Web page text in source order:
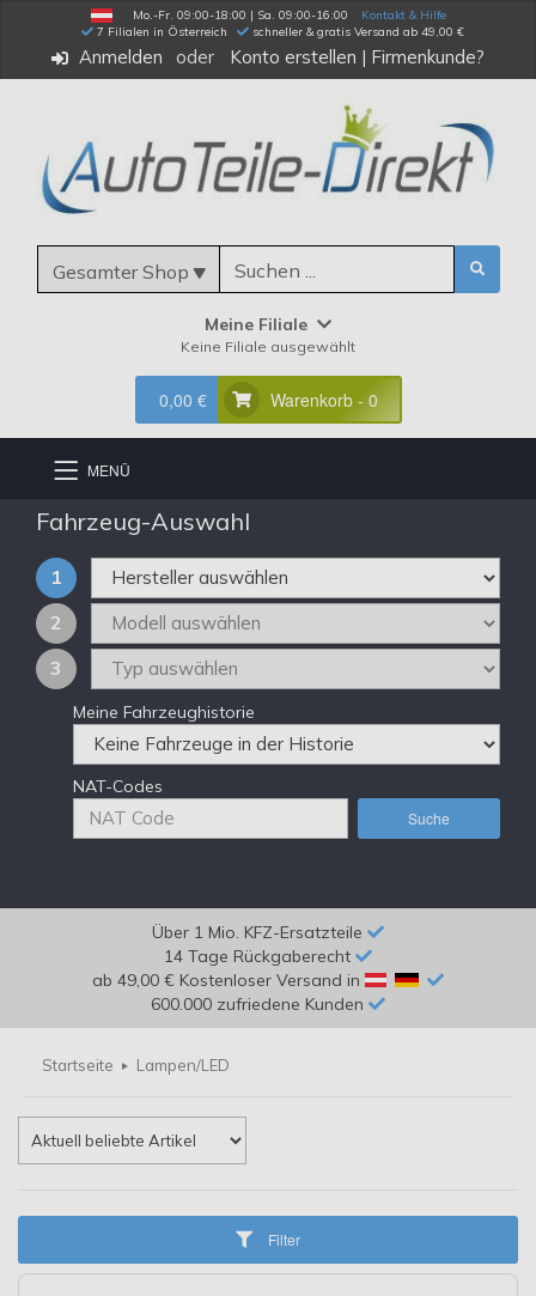
Mo.-Fr. 09:00-18:00 | Sa. 09:00-16:00
Kontakt & Hilfe
7 Filialen in Österreich
schneller & gratis Versand ab 49,00 €
Anmelden Konto erstellen | Firmenkunde?
Gesamter Shop
Meine Filiale
Keine Filiale ausgewählt
0,00 € Warenkorb - 0
MENÜ
Fahrzeug-Auswahl
1
2
3
Meine Fahrzeughistorie
NAT-Codes
Suche
Über 1 Mio. KFZ-Ersatzteile
14 Tage Rückgaberecht
ab 49,00 € Kostenloser Versand in
600.000 zufriedene Kunden
Startseite Lampen/LED
Filter